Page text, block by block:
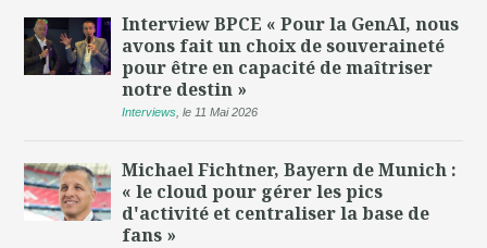
Interview BPCE « Pour la GenAI, nous
avons fait un choix de souveraineté
pour être en capacité de maîtriser
notre destin »
Interviews ,le 11 Mai 2026
Michael Fichtner, Bayern de Munich :
« le cloud pour gérer les pics
d'activité et centraliser la base de
fans »